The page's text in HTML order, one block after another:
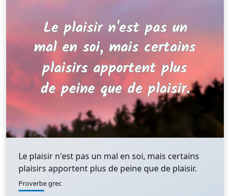
Le plaisir n'est pas un mal en soi, mais certains
plaisirs apportent plus de peine que de plaisir.
Proverbe grec